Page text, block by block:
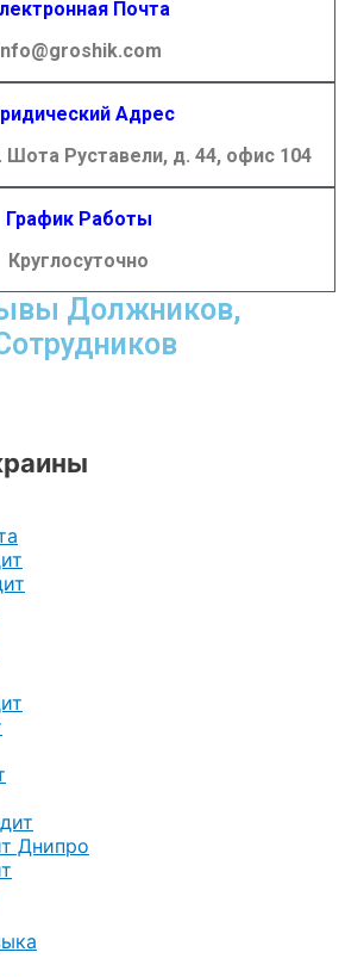
Почта
Адрес
Шота Руставели, д. 44, офис 104
График Работы
Круглосуточно
Должников,
Днипро